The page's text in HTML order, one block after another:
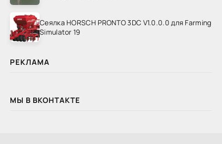
Сеялка HORSCH PRONTO 3DC V1.0.0.0 для Farming
Simulator 19
РЕКЛАМА
МЫ В ВКОНТАКТЕ